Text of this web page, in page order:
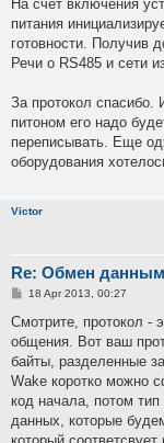
На счет включения
питания
готовности. Получив
Речи о RS485 и сети
За протокол
питоном его надо
переписывать. Еще
оборудования
Victor
Re: Обмен
P
s
18 Apr 2013, 00:27
Смотрите, протокол -
общения. Вот ваш
байты, разделенные
Wake коротко можно
код начала, потом
данных, которые